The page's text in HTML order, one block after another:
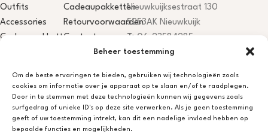
Beheer toestemming
Om de beste ervaringen te bieden, gebruiken wij technologieën zoals
cookies om informatie over je apparaat op te slaan en/of te raadplegen.
Door in te stemmen met deze technologieën kunnen wij gegevens zoals
surfgedrag of unieke ID's op deze site verwerken. Als je geen toestemming
geeft of uw toestemming intrekt, kan dit een nadelige invloed hebben op
bepaalde functies en mogelijkheden.
Outfits
Accessories
Cadeaupakketten
Cadeaupakketten
Retourvoorwaarden
Contact
Nieuwkuijksestraat 130
5253AK Nieuwkuijk
T: 06-23584285
E:info@dhoortje.nl
BTW:
NL001785467B84
IBAN:NL75KNAB0406694044
Dhoortje Atelier is open, je bent
welkom! Niet aanwezig? App/bel